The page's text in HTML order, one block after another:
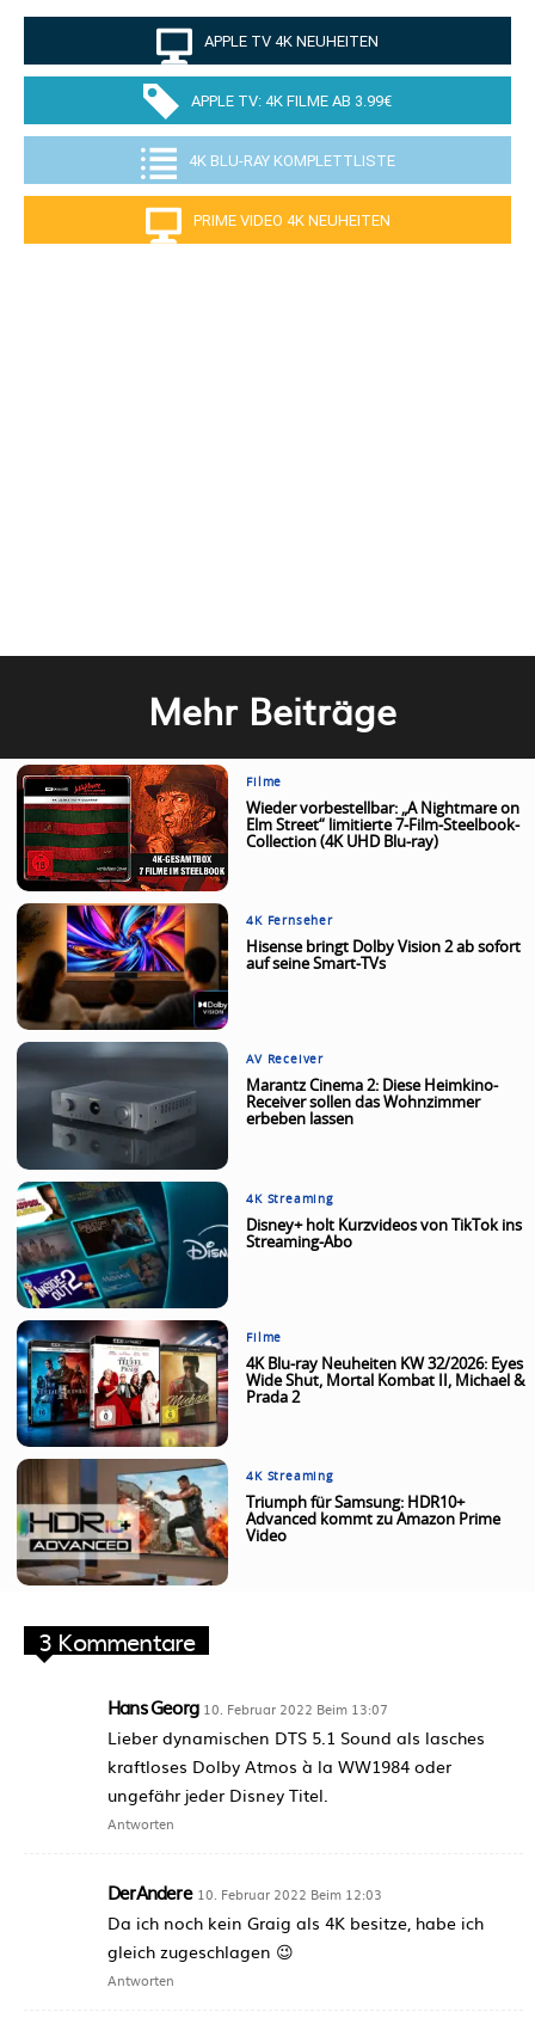
APPLE TV 4K NEUHEITEN
APPLE TV: 4K FILME AB 3.99€
4K BLU-RAY KOMPLETTLISTE
PRIME VIDEO 4K NEUHEITEN
Mehr Beiträge
Filme
Wieder vorbestellbar: „A Nightmare on
Elm Street“ limitierte 7-Film-Steelbook-
Collection (4K UHD Blu-ray)
4K Fernseher
Hisense bringt Dolby Vision 2 ab sofort
auf seine Smart-TVs
AV Receiver
Marantz Cinema 2: Diese Heimkino-
Receiver sollen das Wohnzimmer
erbeben lassen
4K Streaming
Disney+ holt Kurzvideos von TikTok ins
Streaming-Abo
Filme
4K Blu-ray Neuheiten KW 32/2026: Eyes
Wide Shut, Mortal Kombat II, Michael &
Prada 2
4K Streaming
Triumph für Samsung: HDR10+
Advanced kommt zu Amazon Prime
Video
3 Kommentare
Hans Georg 10. Februar 2022 Beim 13:07
Lieber dynamischen DTS 5.1 Sound als lasches
kraftloses Dolby Atmos à la WW1984 oder
ungefähr jeder Disney Titel.
Antworten
DerAndere 10. Februar 2022 Beim 12:03
Da ich noch kein Graig als 4K besitze, habe ich
gleich zugeschlagen 😉
Antworten